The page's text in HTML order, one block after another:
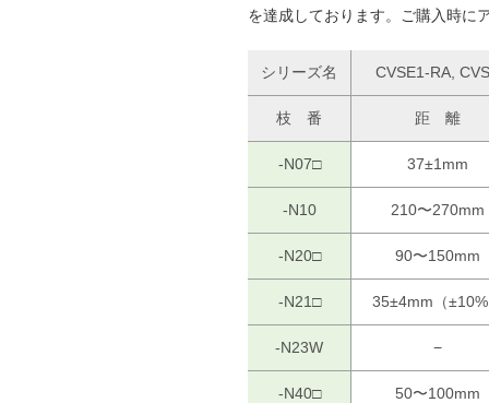
を達成しております。ご購入時
シリーズ名 CVSE1-RA,
枝 番 距 離
-N07□ 37±1mm
-N10 210〜270mm
-N20□ 90〜150mm
-N21□ 35±4mm（
-N23W −
-N40□ 50〜100mm